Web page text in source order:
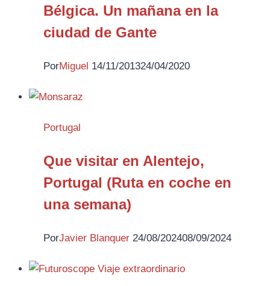
Bélgica. Un mañana en la
ciudad de Gante
PorMiguel 14/11/201324/04/2020
Portugal
Que visitar en Alentejo,
Portugal (Ruta en coche en
una semana)
PorJavier Blanquer 24/08/202408/09/2024